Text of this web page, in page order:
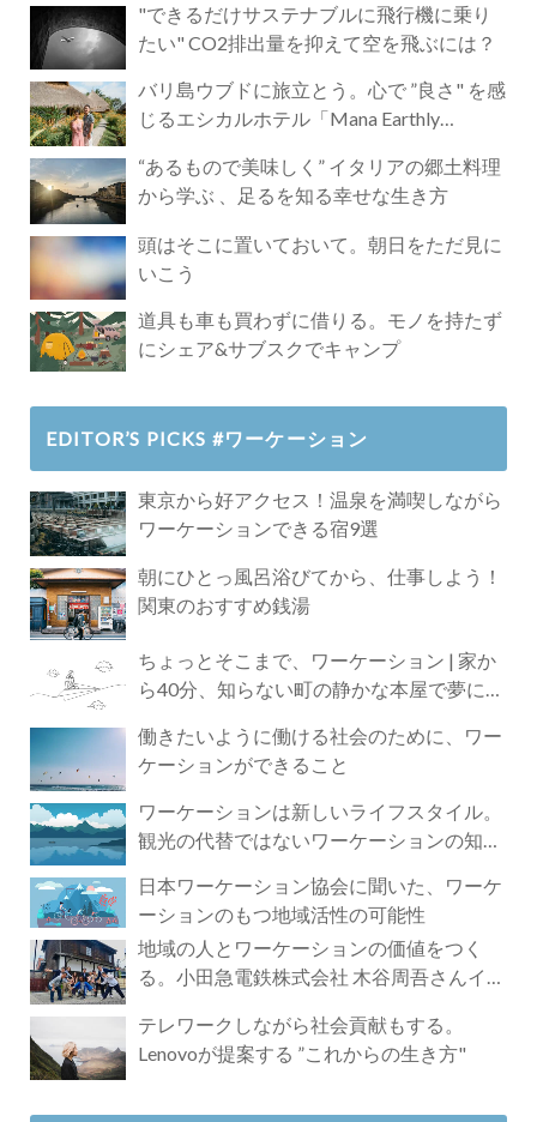
"できるだけサステナブルに飛行機に乗り
たい" CO2排出量を抑えて空を飛ぶには？
バリ島ウブドに旅立とう。心で ”良さ" を感
じるエシカルホテル「Mana Earthly
“あるもので美味しく” イタリアの郷土料理
から学ぶ 、足るを知る幸せな生き方
頭はそこに置いておいて。朝日をただ見に
いこう
道具も車も買わずに借りる。モノを持たず
にシェア&サブスクでキャンプ
EDITOR’S PICKS #ワーケーション
東京から好アクセス！温泉を満喫しながら
ワーケーションできる宿9選
朝にひとっ風呂浴びてから、仕事しよう！
関東のおすすめ銭湯
ちょっとそこまで、ワーケーション | 家か
ら40分、知らない町の静かな本屋で夢に近
働きたいように働ける社会のために、ワー
ケーションができること
ワーケーションは新しいライフスタイル。
観光の代替ではないワーケーションの知ら
日本ワーケーション協会に聞いた、ワーケ
ーションのもつ地域活性の可能性
地域の人とワーケーションの価値をつく
る。小田急電鉄株式会社 木谷周吾さんイン
テレワークしながら社会貢献もする。
Lenovoが提案する ”これからの生き方"